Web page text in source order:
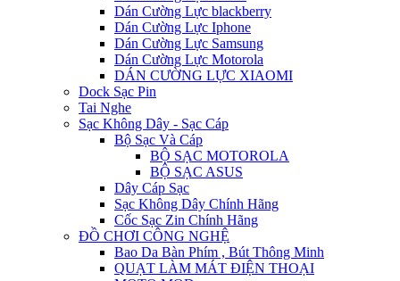
Dán Cường Lực blackberry
Dán Cường Lực Iphone
Dán Cường Lực Samsung
Dán Cường Lực Motorola
DÁN CƯỜNG LỰC XIAOMI
Dock Sạc Pin
Tai Nghe
Sạc Không Dây - Sạc Cáp
Bộ Sạc Và Cáp
BỘ SẠC MOTOROLA
BỘ SẠC ASUS
Dây Cáp Sạc
Sạc Không Dây Chính Hãng
Cốc Sạc Zin Chính Hãng
ĐỒ CHƠI CÔNG NGHỆ
Bao Da Bàn Phím , Bút Thông Minh
QUẠT LÀM MÁT ĐIỆN THOẠI